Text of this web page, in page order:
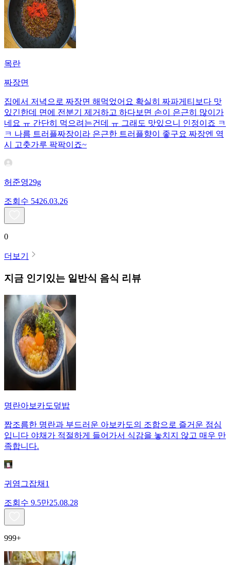
목란
짜장면
집에서 저녁으로 짜장면 해먹었어요 확실히 짜파게티보다 맛
있긴한데 면에 전분기 제거하고 하다보면 손이 은근히 많이가
네요 ㅠ 간단히 먹으려는건데 ㅠ 그래도 맛있으니 인정이죠 ㅋ
ㅋ 나름 트러플짜장이라 은근한 트러플향이 좋구요 짜장엔 역
시 고춧가루 팍팍이죠~
허준영29g
조회수 5426.03.26
0
더보기
지금 인기있는 일반식 음식 리뷰
명란아보카도덮밥
짭조름한 명란과 부드러운 아보카도의 조합으로 즐거운 점심
입니다 야채가 적절하게 들어가서 식감을 놓치지 않고 매우 만
족합니다.
귀염그잡채1
조회수 9.5만25.08.28
999+